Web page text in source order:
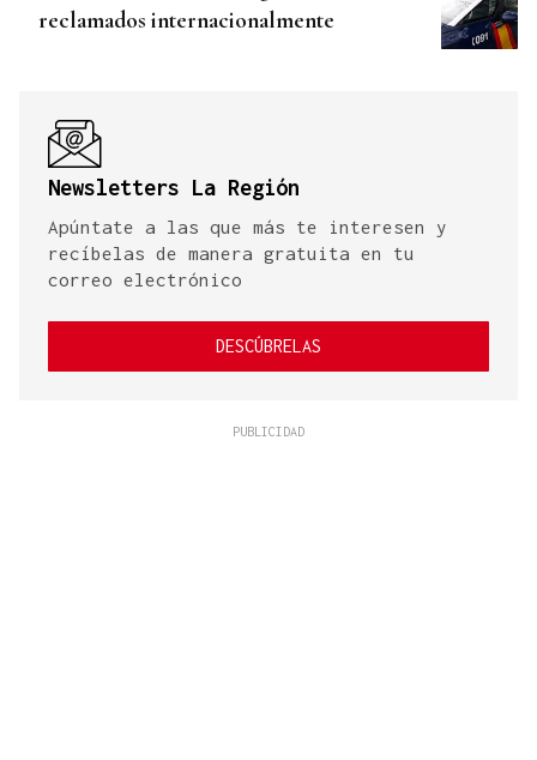
reclamados internacionalmente
Newsletters La Región
Apúntate a las que más te interesen y
recíbelas de manera gratuita en tu
correo electrónico
DESCÚBRELAS